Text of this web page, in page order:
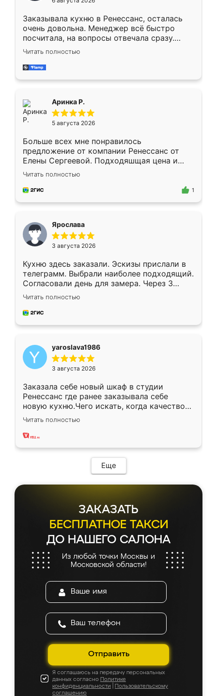
мебели буду заказывать только здесь.
Заказывала кухню в Ренессанс, осталась
очень довольна. Менеджер всё быстро
посчитала, на вопросы отвечала сразу.
Замерщик приехал в субботу, подошёл к
делу со всей ответственностью. Собрали
за день, ребята работали аккуратно, даже
Читать полностью
Аринка Р.
5 августа 2026
Больше всех мне понравилось
предложение от компании Ренессанс от
Елены Сергеевой. Подходяшщая цена и
короткие сроки изготовления. Приехавший
для замера сотрудник Владислав
предложил по моему эскизу самый
Читать полностью
1
Ярослава
3 августа 2026
Кухню здесь заказали. Эскизы прислали в
телеграмм. Выбрали наиболее подходящий.
Согласовали день для замера. Через 3
недели кухня была уже готова. Остались
довольны работой. Спасибо Ренессанс
мебель за качественную работу!
Читать полностью
yaroslava1986
3 августа 2026
Заказала себе новый шкаф в студии
Ренессанс где ранее заказывала себе
новую кухню.Чего искать, когда качеством
вполне довольна. Служит кухня уже почти
два года, нареканий нет.
Читать полностью
Еще
ЗАКАЗАТЬ
БЕСПЛАТНОЕ ТАКСИ
ДО НАШЕГО САЛОНА
Из любой точки Москвы и
Московской области!
Отправить
Я соглашаюсь на передачу персональных
данных согласно Политике
конфиденциальности
Пользовательскому
соглашению